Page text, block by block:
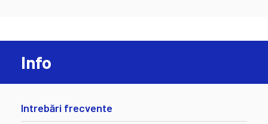
Info
Intrebări frecvente